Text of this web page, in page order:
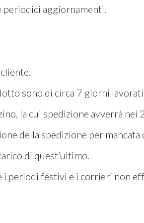
periodici aggiornamenti.
sono di circa 7 giorni
la cui spedizione avverrà
della spedizione per
di quest’ultimo.
periodi festivi e i corrieri non